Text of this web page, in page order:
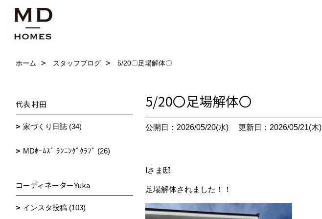
ホーム スタッフブログ 5/20〇足場解体〇
5/20〇足場解体〇
公開日：2026/05/20(水) 更新日：2026/05/21(木)
Iさま邸
足場解体されました！！
代表 村田
家づくり日誌 (34)
MDﾎｰﾑｽﾞ ﾗﾝﾆﾝｸﾞｸﾗﾌﾞ (26)
コーディネーターYuka
インスタ投稿 (103)